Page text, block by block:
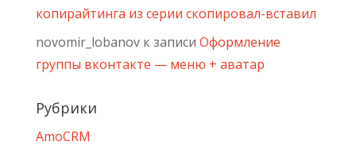
копирайтинга из серии скопировал-вставил
novomir_lobanovк записи Оформление
группы вконтакте — меню + аватар
Рубрики
AmoCRM